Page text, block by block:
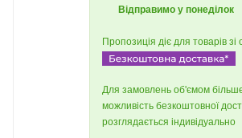
Відправимо у понеділок
Пропозиція діє для товарів зі
Для замовлень об'ємом
можливість безкоштовної
розглядається індивідуально